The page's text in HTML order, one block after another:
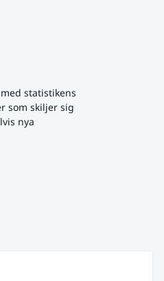
statistikens
som skiljer sig
nya